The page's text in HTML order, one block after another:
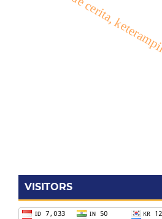
metode cerita,
VISITORS